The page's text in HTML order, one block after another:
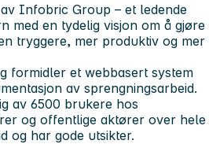
Infobric Group – et ledende
med en tydelig visjon om å gjøre
tryggere, mer produktiv og mer
formidler et webbasert system
av sprengningsarbeid.
av 6500 brukere hos
og offentlige aktører over hele
og har gode utsikter.